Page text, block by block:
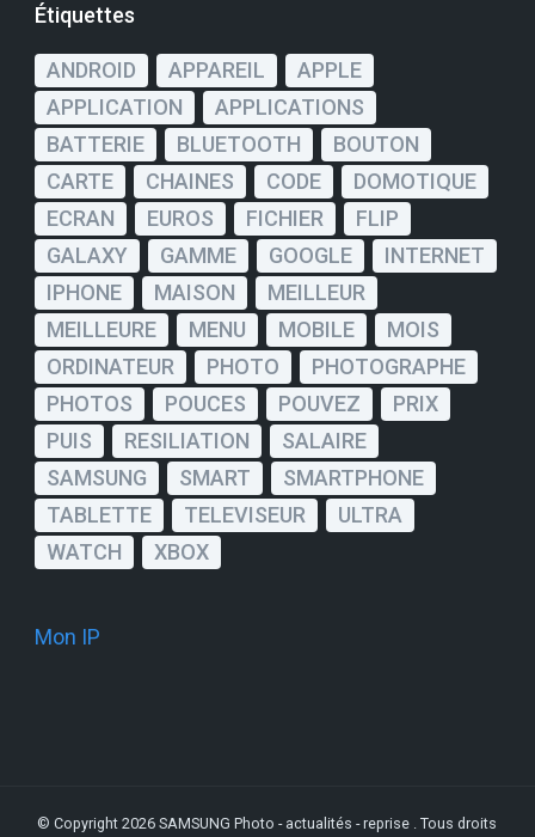
Étiquettes
ANDROID APPAREIL
APPLE
APPLICATION
APPLICATIONS
BATTERIE
BLUETOOTH
BOUTON
CARTE
CHAINES CODE
DOMOTIQUE
ECRAN
EUROS FICHIER
FLIP
GALAXY
GAMME GOOGLE
INTERNET
IPHONE
MAISON
MEILLEUR
MEILLEURE
MENU MOBILE
MOIS
ORDINATEUR
PHOTO
PHOTOGRAPHE
PHOTOS
POUCES POUVEZ
PRIX
PUIS
RESILIATION
SALAIRE
SAMSUNG
SMART
SMARTPHONE
TABLETTE
TELEVISEUR
ULTRA
WATCH
XBOX
Mon IP
© Copyright 2026SAMSUNG Photo - actualités - reprise . Tous droits